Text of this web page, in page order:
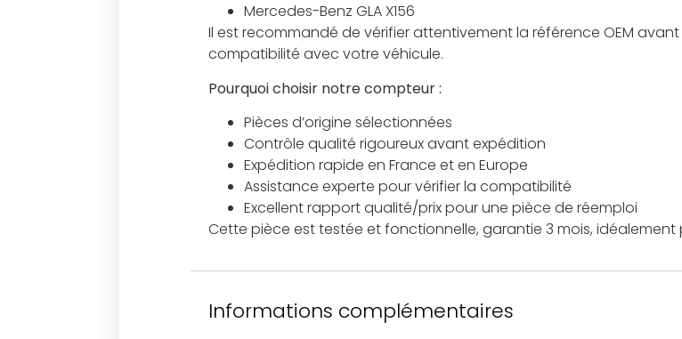
Mercedes-Benz GLA X156
Il est recommandé de vérifier attentivement la référence OEM
compatibilité avec votre véhicule.
Pourquoi choisir notre compteur :
Pièces d’origine sélectionnées
Contrôle qualité rigoureux avant expédition
Expédition rapide en France et en Europe
Assistance experte pour vérifier la compatibilité
Excellent rapport qualité/prix pour une pièce de réemploi
Cette pièce est testée et fonctionnelle, garantie 3 mois, idéalement
Informations complémentaires